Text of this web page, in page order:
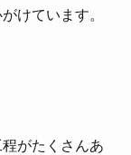
けています。
がたくさんあ